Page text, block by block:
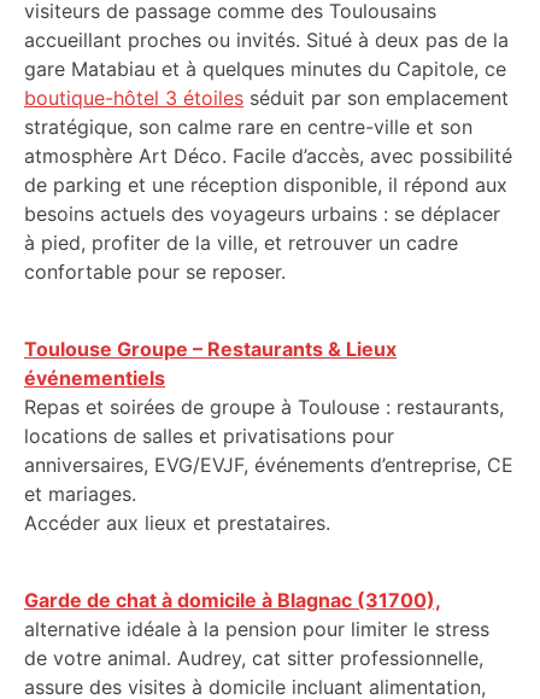
visiteurs de passage comme des Toulousains
accueillant proches ou invités. Situé à deux pas de la
gare Matabiau et à quelques minutes du Capitole, ce
boutique-hôtel 3 étoiles séduit par son emplacement
stratégique, son calme rare en centre-ville et son
atmosphère Art Déco. Facile d’accès, avec possibilité
de parking et une réception disponible, il répond aux
besoins actuels des voyageurs urbains : se déplacer
à pied, profiter de la ville, et retrouver un cadre
confortable pour se reposer.
Toulouse Groupe – Restaurants & Lieux
événementiels
Repas et soirées de groupe à Toulouse : restaurants,
locations de salles et privatisations pour
anniversaires, EVG/EVJF, événements d’entreprise, CE
et mariages.
Accéder aux lieux et prestataires.
Garde de chat à domicile à Blagnac (31700),
alternative idéale à la pension pour limiter le stress
de votre animal. Audrey, cat sitter professionnelle,
assure des visites à domicile incluant alimentation,